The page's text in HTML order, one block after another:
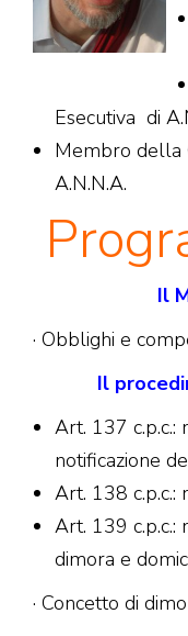
Esecutiva di
Membro della
A.N.N.A.
Il
· Obblighi e
Il
Art. 137
notificazione
Art. 138 c.p.c.:
Art. 139 c.p.c.:
dimora e
· Concetto di